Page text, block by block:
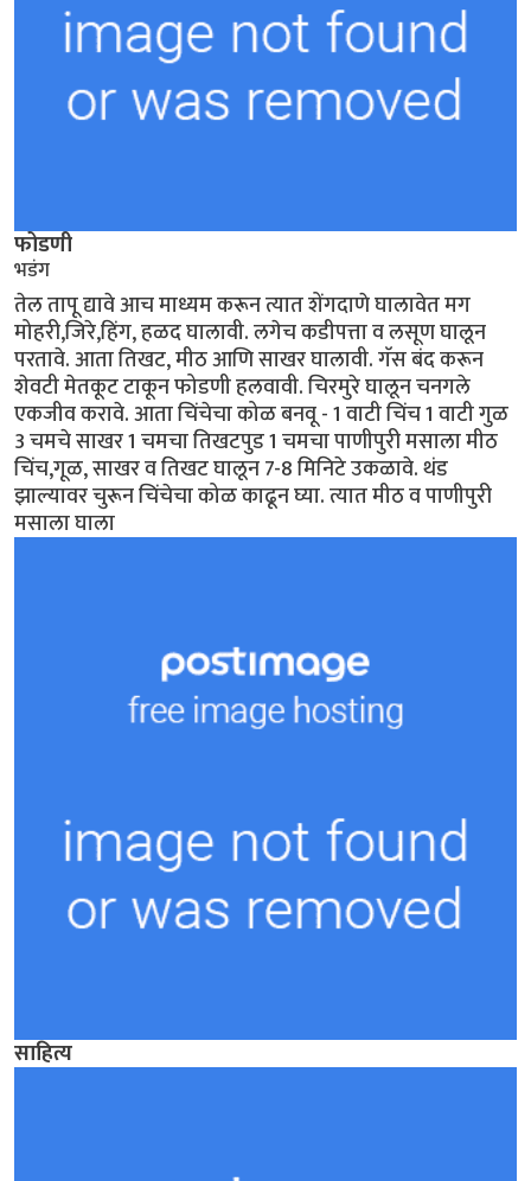
फोडणी
भडंग
तेल तापू द्यावे आच माध्यम करून त्यात शेंगदाणे घालावेत मग
मोहरी,जिरे,हिंग, हळद घालावी. लगेच कडीपत्ता व लसूण घालून
परतावे. आता तिखट, मीठ आणि साखर घालावी. गॅस बंद करून
शेवटी मेतकूट टाकून फोडणी हलवावी. चिरमुरे घालून चनगले
एकजीव करावे. आता चिंचेचा कोळ बनवू - 1 वाटी चिंच 1 वाटी गुळ
3 चमचे साखर 1 चमचा तिखटपुड 1 चमचा पाणीपुरी मसाला मीठ
चिंच,गूळ, साखर व तिखट घालून 7-8 मिनिटे उकळावे. थंड
झाल्यावर चुरून चिंचेचा कोळ काढून घ्या. त्यात मीठ व पाणीपुरी
मसाला घाला
साहित्य